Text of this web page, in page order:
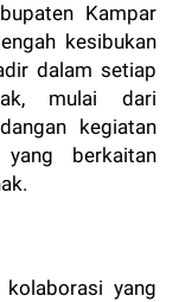
Kampar
kesibukan
dalam setiap
mulai dari
kegiatan
berkaitan
yang